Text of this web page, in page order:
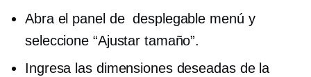
Abra el panel dedesplegable menú y
seleccione “Ajustar tamaño”.
Ingresa las dimensiones deseadas de la